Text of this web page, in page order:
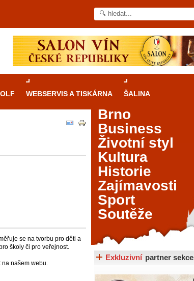
WEBSERVIS A TISKÁRNA ŠALINA
se na tvorbu pro děti a
školy či pro veřejnost.
na našem webu.
památky, skvělé
a bezpečně vyzkoušet
kvetoucí moravské
Celý článek...
Brno
Business
Životní styl
Kultura
Historie
Zajímavosti
Sport
Soutěže
Exkluzivní partner sekce